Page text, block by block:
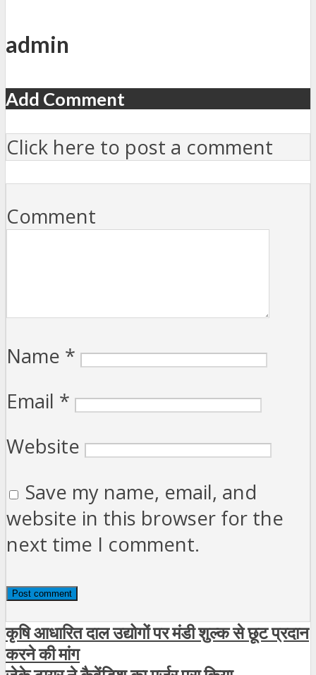
admin
Add Comment
Click here to post a comment
Comment
Name *
Email *
Website
Save my name, email, and
website in this browser for the
next time I comment.
कृषि आधारित दाल उ‌द्योगों पर मंडी शुल्क से छूट प्रदान
करने की मांग